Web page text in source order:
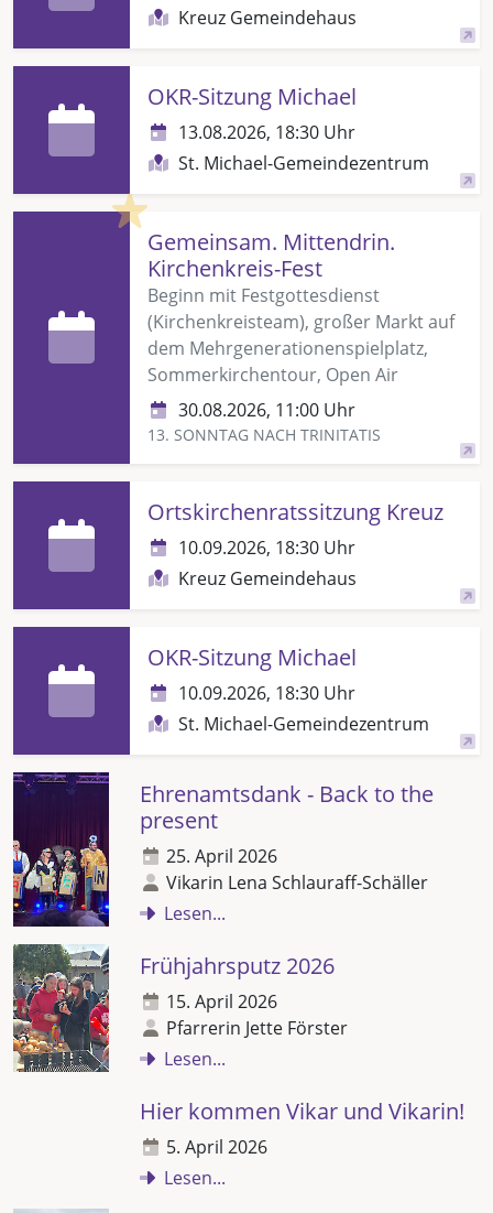
Kreuz Gemeindehaus
OKR-Sitzung Michael
13.08.2026, 18:30 Uhr
St. Michael-Gemeindezentrum
Highlight
Gemeinsam. Mittendrin.
Kirchenkreis-Fest
Beginn mit Festgottesdienst
(Kirchenkreisteam), großer Markt auf
dem Mehrgenerationenspielplatz,
Sommerkirchentour, Open Air
30.08.2026, 11:00 Uhr
13. SONNTAG NACH TRINITATIS
Ortskirchenratssitzung Kreuz
10.09.2026, 18:30 Uhr
Kreuz Gemeindehaus
OKR-Sitzung Michael
10.09.2026, 18:30 Uhr
St. Michael-Gemeindezentrum
Ehrenamtsdank - Back to the
present
25. April 2026
Vikarin Lena Schlauraff-Schäller
Lesen...
Frühjahrsputz 2026
15. April 2026
Pfarrerin Jette Förster
Lesen...
Hier kommen Vikar und Vikarin!
5. April 2026
Lesen...